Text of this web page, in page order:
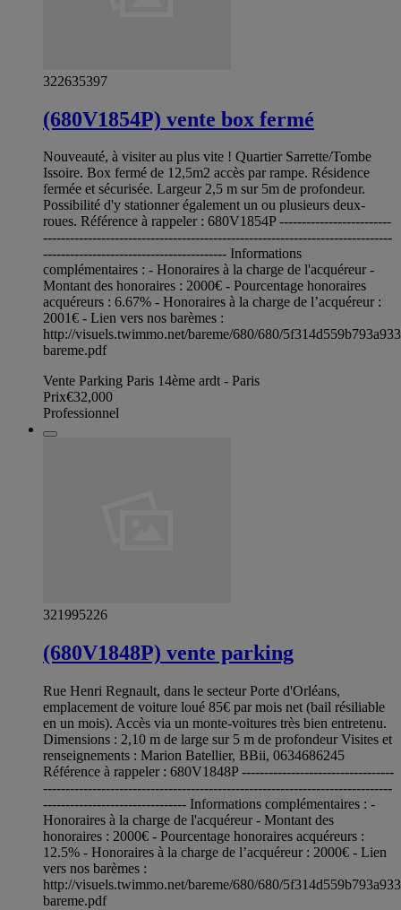
322635397
(680V1854P) vente box fermé
Nouveauté, à visiter au plus vite ! Quartier Sarrette/Tombe
Issoire. Box fermé de 12,5m2 accès par rampe. Résidence
fermée et sécurisée. Largeur 2,5 m sur 5m de profondeur.
Possibilité d'y stationner également un ou plusieurs deux-
roues. Référence à rappeler : 680V1854P -------------------------
------------------------------------------------------------------------------
----------------------------------------- Informations
complémentaires : - Honoraires à la charge de l'acquéreur -
Montant des honoraires : 2000€ - Pourcentage honoraires
acquéreurs : 6.67% - Honoraires à la charge de l’acquéreur :
2001€ - Lien vers nos barèmes :
http://visuels.twimmo.net/bareme/680/680/
bareme.pdf
Vente Parking Paris 14ème ardt - Paris
Prix€32,000
Professionnel
321995226
(680V1848P) vente parking
Rue Henri Regnault, dans le secteur Porte d'Orléans,
emplacement de voiture loué 85€ par mois net (bail résiliable
en un mois). Accès via un monte-voitures très bien entretenu.
Dimensions : 2,10 m de large sur 5 m de profondeur Visites et
renseignements : Marion Batellier, BBii, 0634686245
Référence à rappeler : 680V1848P ----------------------------------
------------------------------------------------------------------------------
-------------------------------- Informations complémentaires : -
Honoraires à la charge de l'acquéreur - Montant des
honoraires : 2000€ - Pourcentage honoraires acquéreurs :
12.5% - Honoraires à la charge de l’acquéreur : 2000€ - Lien
vers nos barèmes :
http://visuels.twimmo.net/bareme/680/680/
bareme.pdf